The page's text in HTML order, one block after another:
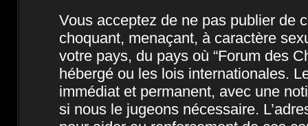
Vous acceptez de ne pas publier de
choquant, menaçant, à caractère
votre pays, du pays où “Forum des
hébergé ou les lois internationales.
immédiat et permanent, avec une
si nous le jugeons nécessaire.